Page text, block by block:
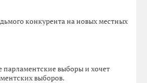
конкурента на новых местных
парламентские выборы и хочет
выборов.